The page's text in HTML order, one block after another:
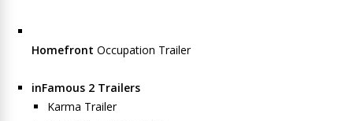
Homefront Occupation Trailer
inFamous 2 Trailers
Karma Trailer